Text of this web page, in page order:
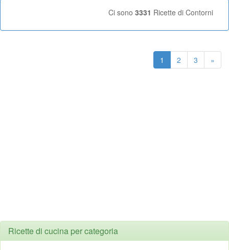
Ci sono 3331 Ricette di Contorni
1 2 3 »
Ricette di cucina per categoria